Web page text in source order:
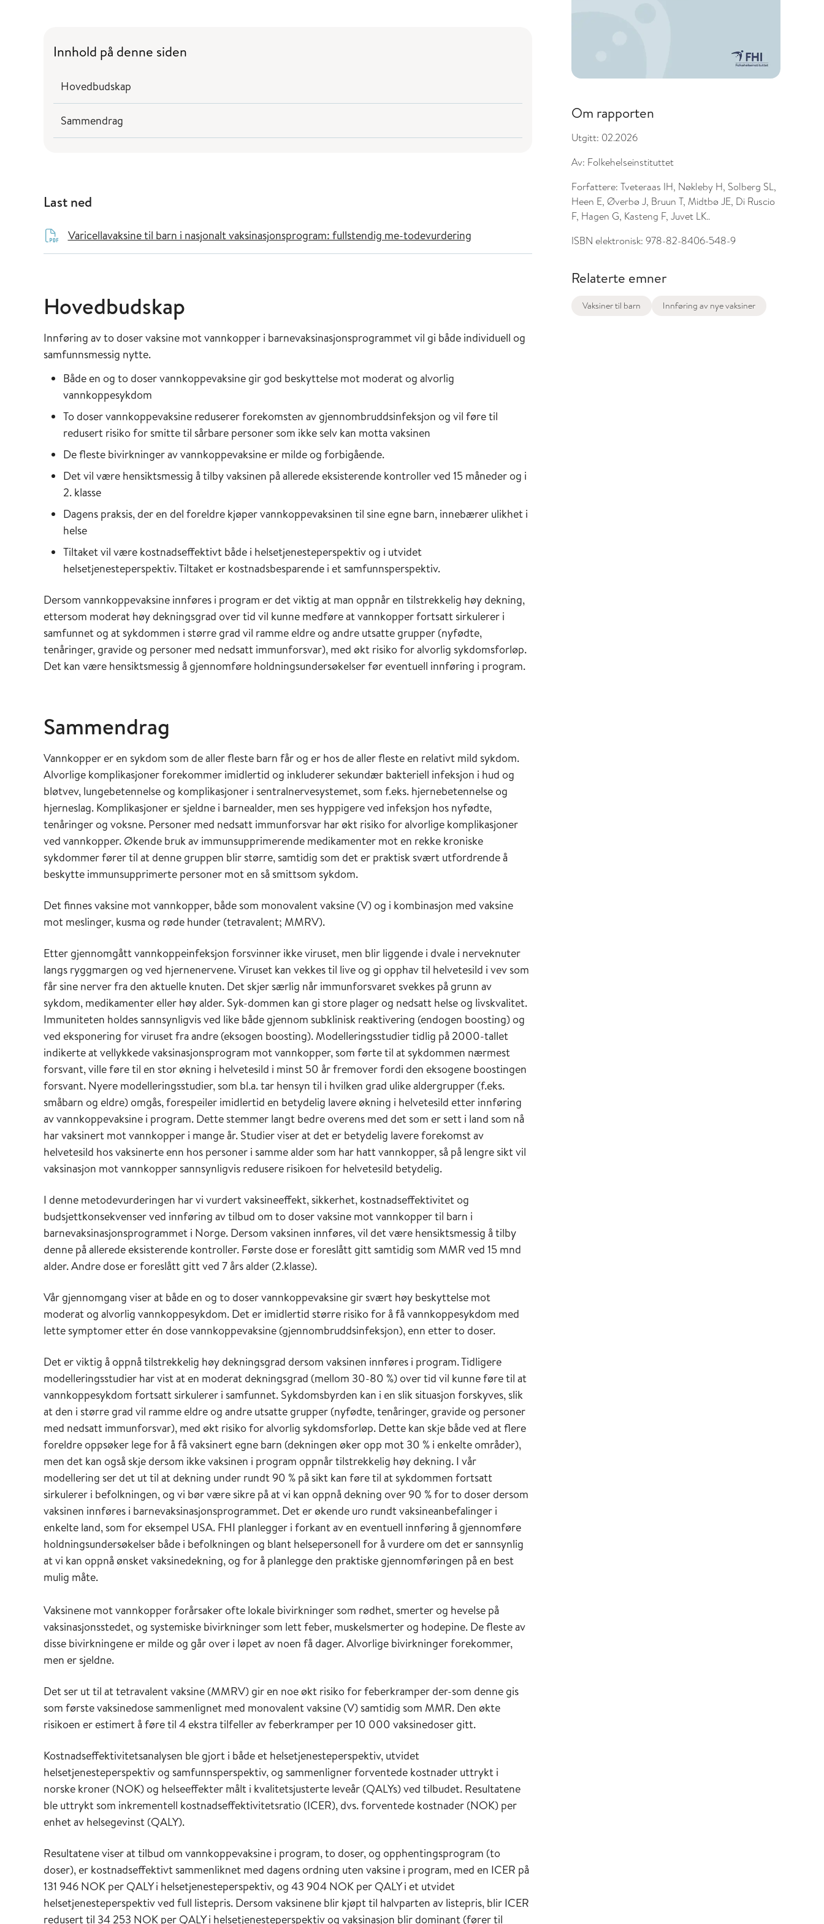
Innhold på denne siden
Hovedbudskap
Sammendrag
Last ned
Varicellavaksine til barn i nasjonalt vaksinasjonsprogram: fullstendig me-todevurdering
Hovedbudskap
Innføring av to doser vaksine mot vannkopper i barnevaksinasjonsprogrammet vil gi både individuell og
samfunnsmessig nytte.
Både en og to doser vannkoppevaksine gir god beskyttelse mot moderat og alvorlig
vannkoppesykdom
To doser vannkoppevaksine reduserer forekomsten av gjennombruddsinfeksjon og vil føre til
redusert risiko for smitte til sårbare personer som ikke selv kan motta vaksinen
De fleste bivirkninger av vannkoppevaksine er milde og forbigående.
Det vil være hensiktsmessig å tilby vaksinen på allerede eksisterende kontroller ved 15 måneder og i
2. klasse
Dagens praksis, der en del foreldre kjøper vannkoppevaksinen til sine egne barn, innebærer ulikhet i
helse
Tiltaket vil være kostnadseffektivt både i helsetjenesteperspektiv og i utvidet
helsetjenesteperspektiv. Tiltaket er kostnadsbesparende i et samfunnsperspektiv.
Dersom vannkoppevaksine innføres i program er det viktig at man oppnår en tilstrekkelig høy dekning,
ettersom moderat høy dekningsgrad over tid vil kunne medføre at vannkopper fortsatt sirkulerer i
samfunnet og at sykdommen i større grad vil ramme eldre og andre utsatte grupper (nyfødte,
tenåringer, gravide og personer med nedsatt immunforsvar), med økt risiko for alvorlig sykdomsforløp.
Det kan være hensiktsmessig å gjennomføre holdningsundersøkelser før eventuell innføring i program.
Sammendrag
Vannkopper er en sykdom som de aller fleste barn får og er hos de aller fleste en relativt mild sykdom.
Alvorlige komplikasjoner forekommer imidlertid og inkluderer sekundær bakteriell infeksjon i hud og
bløtvev, lungebetennelse og komplikasjoner i sentralnervesystemet, som f.eks. hjernebetennelse og
hjerneslag. Komplikasjoner er sjeldne i barnealder, men ses hyppigere ved infeksjon hos nyfødte,
tenåringer og voksne. Personer med nedsatt immunforsvar har økt risiko for alvorlige komplikasjoner
ved vannkopper. Økende bruk av immunsupprimerende medikamenter mot en rekke kroniske
sykdommer fører til at denne gruppen blir større, samtidig som det er praktisk svært utfordrende å
beskytte immunsupprimerte personer mot en så smittsom sykdom.
Det finnes vaksine mot vannkopper, både som monovalent vaksine (V) og i kombinasjon med vaksine
mot meslinger, kusma og røde hunder (tetravalent; MMRV).
Etter gjennomgått vannkoppeinfeksjon forsvinner ikke viruset, men blir liggende i dvale i nerveknuter
langs ryggmargen og ved hjernenervene. Viruset kan vekkes til live og gi opphav til helvetesild i vev som
får sine nerver fra den aktuelle knuten. Det skjer særlig når immunforsvaret svekkes på grunn av
sykdom, medikamenter eller høy alder. Syk-dommen kan gi store plager og nedsatt helse og livskvalitet.
Immuniteten holdes sannsynligvis ved like både gjennom subklinisk reaktivering (endogen boosting) og
ved eksponering for viruset fra andre (eksogen boosting). Modelleringsstudier tidlig på 2000-tallet
indikerte at vellykkede vaksinasjonsprogram mot vannkopper, som førte til at sykdommen nærmest
forsvant, ville føre til en stor økning i helvetesild i minst 50 år fremover fordi den eksogene boostingen
forsvant. Nyere modelleringsstudier, som bl.a. tar hensyn til i hvilken grad ulike aldergrupper (f.eks.
småbarn og eldre) omgås, forespeiler imidlertid en betydelig lavere økning i helvetesild etter innføring
av vannkoppevaksine i program. Dette stemmer langt bedre overens med det som er sett i land som nå
har vaksinert mot vannkopper i mange år. Studier viser at det er betydelig lavere forekomst av
helvetesild hos vaksinerte enn hos personer i samme alder som har hatt vannkopper, så på lengre sikt vil
vaksinasjon mot vannkopper sannsynligvis redusere risikoen for helvetesild betydelig.
I denne metodevurderingen har vi vurdert vaksineeffekt, sikkerhet, kostnadseffektivitet og
budsjettkonsekvenser ved innføring av tilbud om to doser vaksine mot vannkopper til barn i
barnevaksinasjonsprogrammet i Norge. Dersom vaksinen innføres, vil det være hensiktsmessig å tilby
denne på allerede eksisterende kontroller. Første dose er foreslått gitt samtidig som MMR ved 15 mnd
alder. Andre dose er foreslått gitt ved 7 års alder (2.klasse).
Vår gjennomgang viser at både en og to doser vannkoppevaksine gir svært høy beskyttelse mot
moderat og alvorlig vannkoppesykdom. Det er imidlertid større risiko for å få vannkoppesykdom med
lette symptomer etter én dose vannkoppevaksine (gjennombruddsinfeksjon), enn etter to doser.
Det er viktig å oppnå tilstrekkelig høy dekningsgrad dersom vaksinen innføres i program. Tidligere
modelleringsstudier har vist at en moderat dekningsgrad (mellom 30-80 %) over tid vil kunne føre til at
vannkoppesykdom fortsatt sirkulerer i samfunnet. Sykdomsbyrden kan i en slik situasjon forskyves, slik
at den i større grad vil ramme eldre og andre utsatte grupper (nyfødte, tenåringer, gravide og personer
med nedsatt immunforsvar), med økt risiko for alvorlig sykdomsforløp. Dette kan skje både ved at flere
foreldre oppsøker lege for å få vaksinert egne barn (dekningen øker opp mot 30 % i enkelte områder),
men det kan også skje dersom ikke vaksinen i program oppnår tilstrekkelig høy dekning. I vår
modellering ser det ut til at dekning under rundt 90 % på sikt kan føre til at sykdommen fortsatt
sirkulerer i befolkningen, og vi bør være sikre på at vi kan oppnå dekning over 90 % for to doser dersom
vaksinen innføres i barnevaksinasjonsprogrammet. Det er økende uro rundt vaksineanbefalinger i
enkelte land, som for eksempel USA. FHI planlegger i forkant av en eventuell innføring å gjennomføre
holdningsundersøkelser både i befolkningen og blant helsepersonell for å vurdere om det er sannsynlig
at vi kan oppnå ønsket vaksinedekning, og for å planlegge den praktiske gjennomføringen på en best
mulig måte.
Vaksinene mot vannkopper forårsaker ofte lokale bivirkninger som rødhet, smerter og hevelse på
vaksinasjonsstedet, og systemiske bivirkninger som lett feber, muskelsmerter og hodepine. De fleste av
disse bivirkningene er milde og går over i løpet av noen få dager. Alvorlige bivirkninger forekommer,
men er sjeldne.
Det ser ut til at tetravalent vaksine (MMRV) gir en noe økt risiko for feberkramper der-som denne gis
som første vaksinedose sammenlignet med monovalent vaksine (V) samtidig som MMR. Den økte
risikoen er estimert å føre til 4 ekstra tilfeller av feberkramper per 10 000 vaksinedoser gitt.
Kostnadseffektivitetsanalysen ble gjort i både et helsetjenesteperspektiv, utvidet
helsetjenesteperspektiv og samfunnsperspektiv, og sammenligner forventede kostnader uttrykt i
norske kroner (NOK) og helseeffekter målt i kvalitetsjusterte leveår (QALYs) ved tilbudet. Resultatene
ble uttrykt som inkrementell kostnadseffektivitetsratio (ICER), dvs. forventede kostnader (NOK) per
enhet av helsegevinst (QALY).
Resultatene viser at tilbud om vannkoppevaksine i program, to doser, og opphentingsprogram (to
doser), er kostnadseffektivt sammenliknet med dagens ordning uten vaksine i program, med en ICER på
131 946 NOK per QALY i helsetjenesteperspektiv, og 43 904 NOK per QALY i et utvidet
helsetjenesteperspektiv ved full listepris. Dersom vaksinene blir kjøpt til halvparten av listepris, blir ICER
redusert til 34 253 NOK per QALY i helsetjenesteperspektiv og vaksinasjon blir dominant (fører til
Om rapporten
Utgitt: 02.2026
Av: Folkehelseinstituttet
Forfattere: Tveteraas IH, Nøkleby H, Solberg SL,
Heen E, Øverbø J, Bruun T, Midtbø JE, Di Ruscio
F, Hagen G, Kasteng F, Juvet LK..
ISBN elektronisk: 978-82-8406-548-9
Relaterte emner
Vaksiner til barn Innføring av nye vaksiner